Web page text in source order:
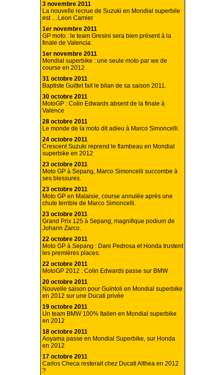
3 novembre 2011
La nouvelle recrue de Suzuki en Mondial superbile
est …Leon Camier
1er novembre 2011
GP moto : le team Gresini sera bien présent à la
finale de Valencia.
1er novembre 2011
Mondial superbike : une seule moto par we de
course en 2012
31 octobre 2011
Baptiste Guittet fait le bilan de sa saison 2011.
30 octobre 2011
MotoGP : Colin Edwards absent de la finale à
Valence
28 octobre 2011
Le monde de la moto dit adieu à Marco Simoncelli.
24 octobre 2011
Crescent Suzuki reprend le flambeau en Mondial
superbike en 2012
23 octobre 2011
Moto GP à Sepang, Marco Simoncelli succombe à
ses blessures.
23 octobre 2011
Moto GP en Malaisie, course annulée après une
chute terrible de Marco Simoncelli.
23 octobre 2011
Grand Prix 125 à Sepang, magnifique podium de
Johann Zarco.
22 octobre 2011
Moto GP à Sepang : Dani Pedrosa et Honda trustent
les premières places.
22 octobre 2011
MotoGP 2012 : Colin Edwards passe sur BMW
20 octobre 2011
Nouvelle saison pour Guintoli en Mondial superbike
en 2012 sur une Ducati privée
19 octobre 2011
Un team BMW 100% Italien en Mondial superbike
en 2012
18 octobre 2011
Aoyama passe en Mondial Superbike, sur Honda
en 2012
17 octobre 2011
Carlos Checa resterait chez Ducati Althea en 2012
?